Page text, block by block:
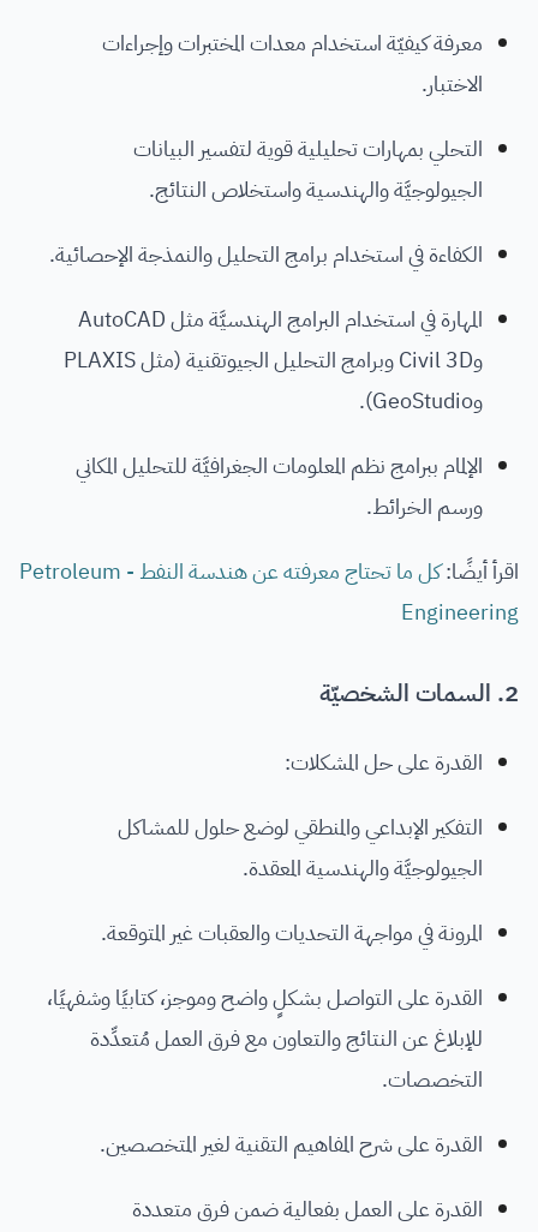
معرفة كيفيّة استخدام معدات المختبرات وإجراءات
الاختبار.
التحلي بمهارات تحليلية قوية لتفسير البيانات
الجيولوجيَّة والهندسية واستخلاص النتائج.
الكفاءة في استخدام برامج التحليل والنمذجة الإحصائية.
المهارة في استخدام البرامج الهندسيَّة مثل AutoCAD
وCivil 3D وبرامج التحليل الجيوتقنية (مثل PLAXIS
وGeoStudio).
الإلمام ببرامج نظم المعلومات الجغرافيَّة للتحليل المكاني
ورسم الخرائط.
اقرأ أيضًا:
كل ما تحتاج معرفته عن هندسة النفط - Petroleum
Engineering
2. السمات الشخصيّة
القدرة على حل المشكلات:
التفكير الإبداعي والمنطقي لوضع حلول للمشاكل
الجيولوجيَّة والهندسية المعقدة.
المرونة في مواجهة التحديات والعقبات غير المتوقعة.
القدرة على التواصل بشكلٍ واضح وموجز، كتابيًا وشفهيًا،
للإبلاغ عن النتائج والتعاون مع فرق العمل مُتعدِّدة
التخصصات.
القدرة على شرح المفاهيم التقنية لغير المتخصصين.
القدرة على العمل بفعالية ضمن فرق متعددة